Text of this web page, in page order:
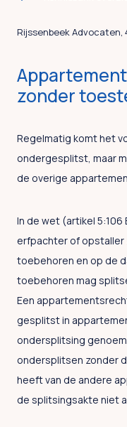
Rijssenbeek Advocaten,
zonder
Regelmatig komt het
ondergesplitst, maar
de overige
In de wet (artikel 5:106
erfpachter of
toebehoren en op de
toebehoren mag
Een
gesplitst in
ondersplitsing
ondersplitsen zonder
heeft van de andere
de splitsingsakte niet